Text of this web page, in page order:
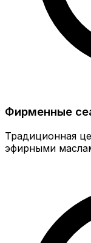
Фирменные
Традиционная
эфирными